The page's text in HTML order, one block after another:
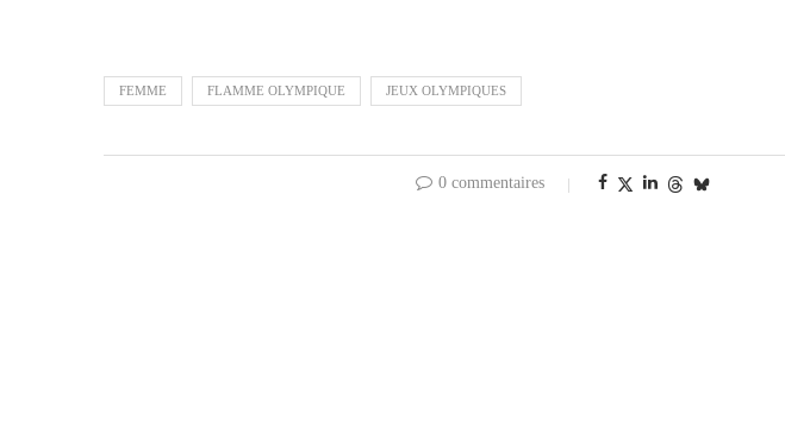
FEMME FLAMME OLYMPIQUE JEUX OLYMPIQUES
0 commentaires